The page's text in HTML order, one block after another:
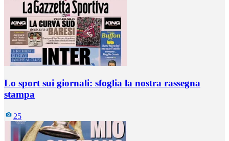
Lo sport sui giornali: sfoglia la nostra rassegna
stampa
25